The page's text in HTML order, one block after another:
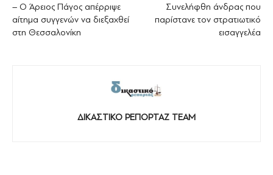
– Ο Άρειος Πάγος απέρριψε
αίτημα συγγενών να διεξαχθεί
στη Θεσσαλονίκη
Συνελήφθη άνδρας που
παρίστανε τον στρατιωτικό
εισαγγελέα
ΔΙΚΑΣΤΙΚΟ ΡΕΠΟΡΤΑΖ TEAM